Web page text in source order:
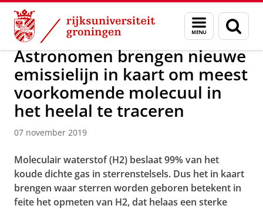
Skip
Content
Skip
Navigation
Menu
en
zoeken
Over ons Actueel Nieuws Nieuwsberichten
Astronomen brengen nieuwe
emissielijn in kaart om meest
voorkomende molecuul in
het heelal te traceren
07 november 2019
Moleculair waterstof (H2) beslaat 99% van het
koude dichte gas in sterrenstelsels. Dus het in kaart
brengen waar sterren worden geboren betekent in
feite het opmeten van H2, dat helaas een sterke